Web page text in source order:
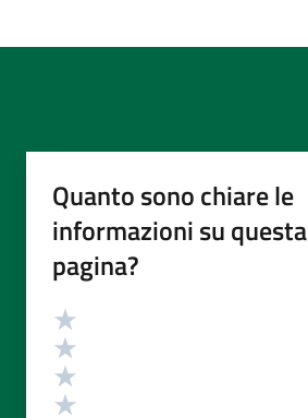
Quanto sono chiare le
informazioni su questa
pagina?
Valutazione